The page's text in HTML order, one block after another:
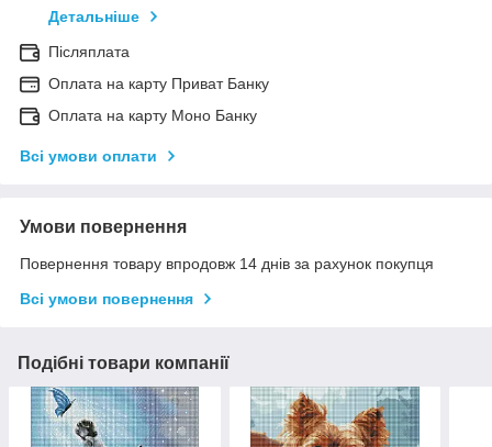
Детальніше
Післяплата
Оплата на карту Приват Банку
Оплата на карту Моно Банку
Всі умови оплати
Умови повернення
Повернення товару впродовж 14 днів за рахунок покупця
Всі умови повернення
Подібні товари компанії